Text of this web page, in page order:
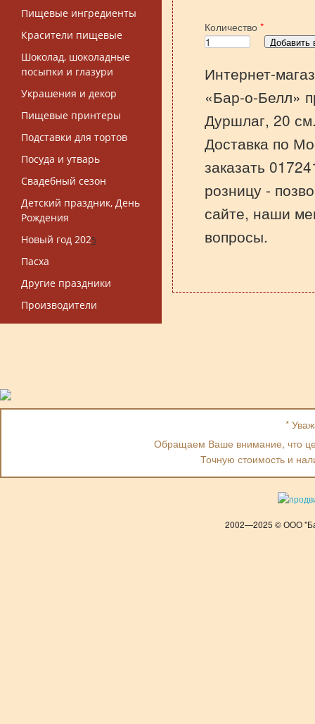
Пищевые ингредиенты
Красители пищевые
Шоколад, шоколадные
посыпки и глазури
Украшения и декор
Пищевые принтеры
Подставки для тортов
Посуда и утварь
Свадебный сезон
Детский праздник, День
Рождения
Новый год 2025
Пасха
Другие праздники
Производители
Количество *
Интернет-
«Бар-о-Белл»
Дуршлаг, 20
Доставка по
заказать
розницу -
сайте, наши
вопросы.
*
Обращаем Ваше внимание, что
Точную стоимость и
2002—2025 © ООО